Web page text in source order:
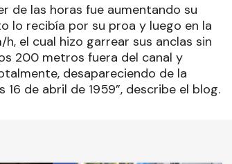
de las horas fue aumentando su
lo recibía por su proa y luego en la
el cual hizo garrear sus anclas sin
200 metros fuera del canal y
desapareciendo de la
de abril de 1959”, describe el blog.